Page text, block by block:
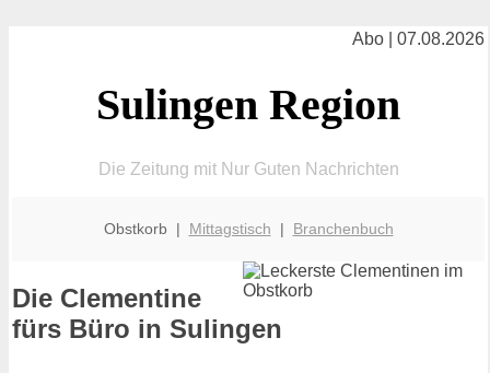
Abo | 07.08.2026
Sulingen Region
Die Zeitung mit Nur Guten Nachrichten
Obstkorb | Mittagstisch | Branchenbuch
Die Clementine
fürs Büro in Sulingen